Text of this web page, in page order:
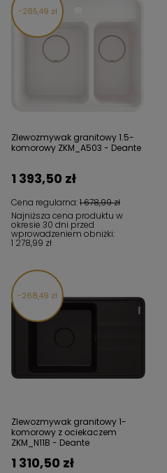
285,49 zł
Zlewozmywak granitowy 1.5-
komorowy ZKM_A503 - Deante
Cena regularna:1 678,99 zł
1 393,50 zł
Najniższa cena produktu w
okresie 30 dni przed
wprowadzeniem obniżki:
1 278,99 zł
268,49 zł
Zlewozmywak granitowy 1-
komorowy z ociekaczem
ZKM_N11B - Deante
1 310,50 zł